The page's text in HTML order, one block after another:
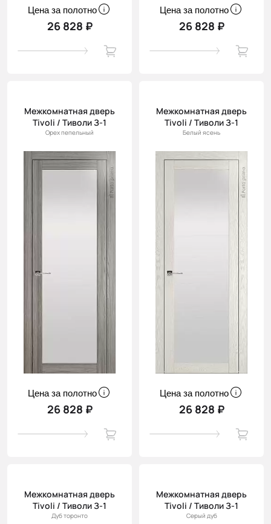
Цена за полотно
26 828 ₽
Цена за полотно
26 828 ₽
Межкомнатная дверь
Tivoli / Тиволи З-1
Орех пепельный
Цена за полотно
26 828 ₽
Межкомнатная дверь
Tivoli / Тиволи З-1
Белый ясень
Цена за полотно
26 828 ₽
Межкомнатная дверь
Tivoli / Тиволи З-1
Дуб торонто
Межкомнатная дверь
Tivoli / Тиволи З-1
Серый дуб